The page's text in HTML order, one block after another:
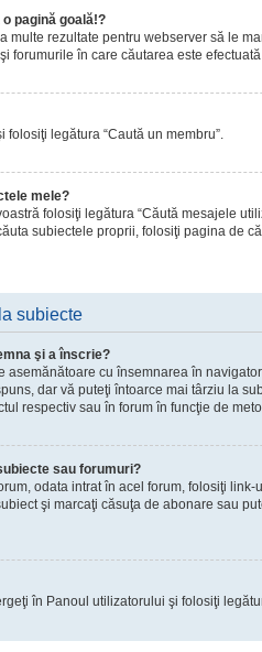
pagină goală!?
multe rezultate pentru webserver să le
forumurile în care căutarea este
folosiţi legătura “Caută un membru”.
mele?
folosiţi legătura “Căută mesajele
subiectele proprii, folosiţi pagina de
subiecte
şi a înscrie?
asemănătoare cu însemnarea în
dar vă puteţi întoarce mai târziu la
respectiv sau în forum în funcţie de
sau forumuri?
odata intrat în acel forum, folosiţi
şi marcaţi căsuţa de abonare sau
în Panoul utilizatorului şi folosiţi